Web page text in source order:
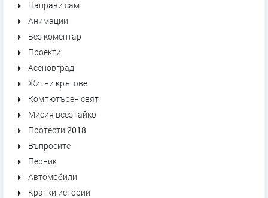
Направи сам
Анимации
Без коментар
Проекти
Асеновград
Житни кръгове
Компютърен свят
Мисия всезнайко
Протести 2018
Въпросите
Перник
Автомобили
Кратки истории